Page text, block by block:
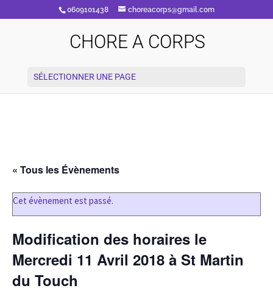
0609101438 choreacorps@gmail.com
CHORE A CORPS
SÉLECTIONNER UNE PAGE
« Tous les Évènements
Cet évènement est passé.
Modification des horaires le
Mercredi 11 Avril 2018 à St Martin
du Touch